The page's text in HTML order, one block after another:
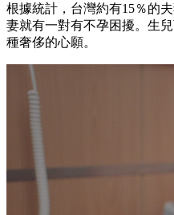
根據統計，台灣約有15％的
妻就有一對有不孕困擾。生
種奢侈的心願。